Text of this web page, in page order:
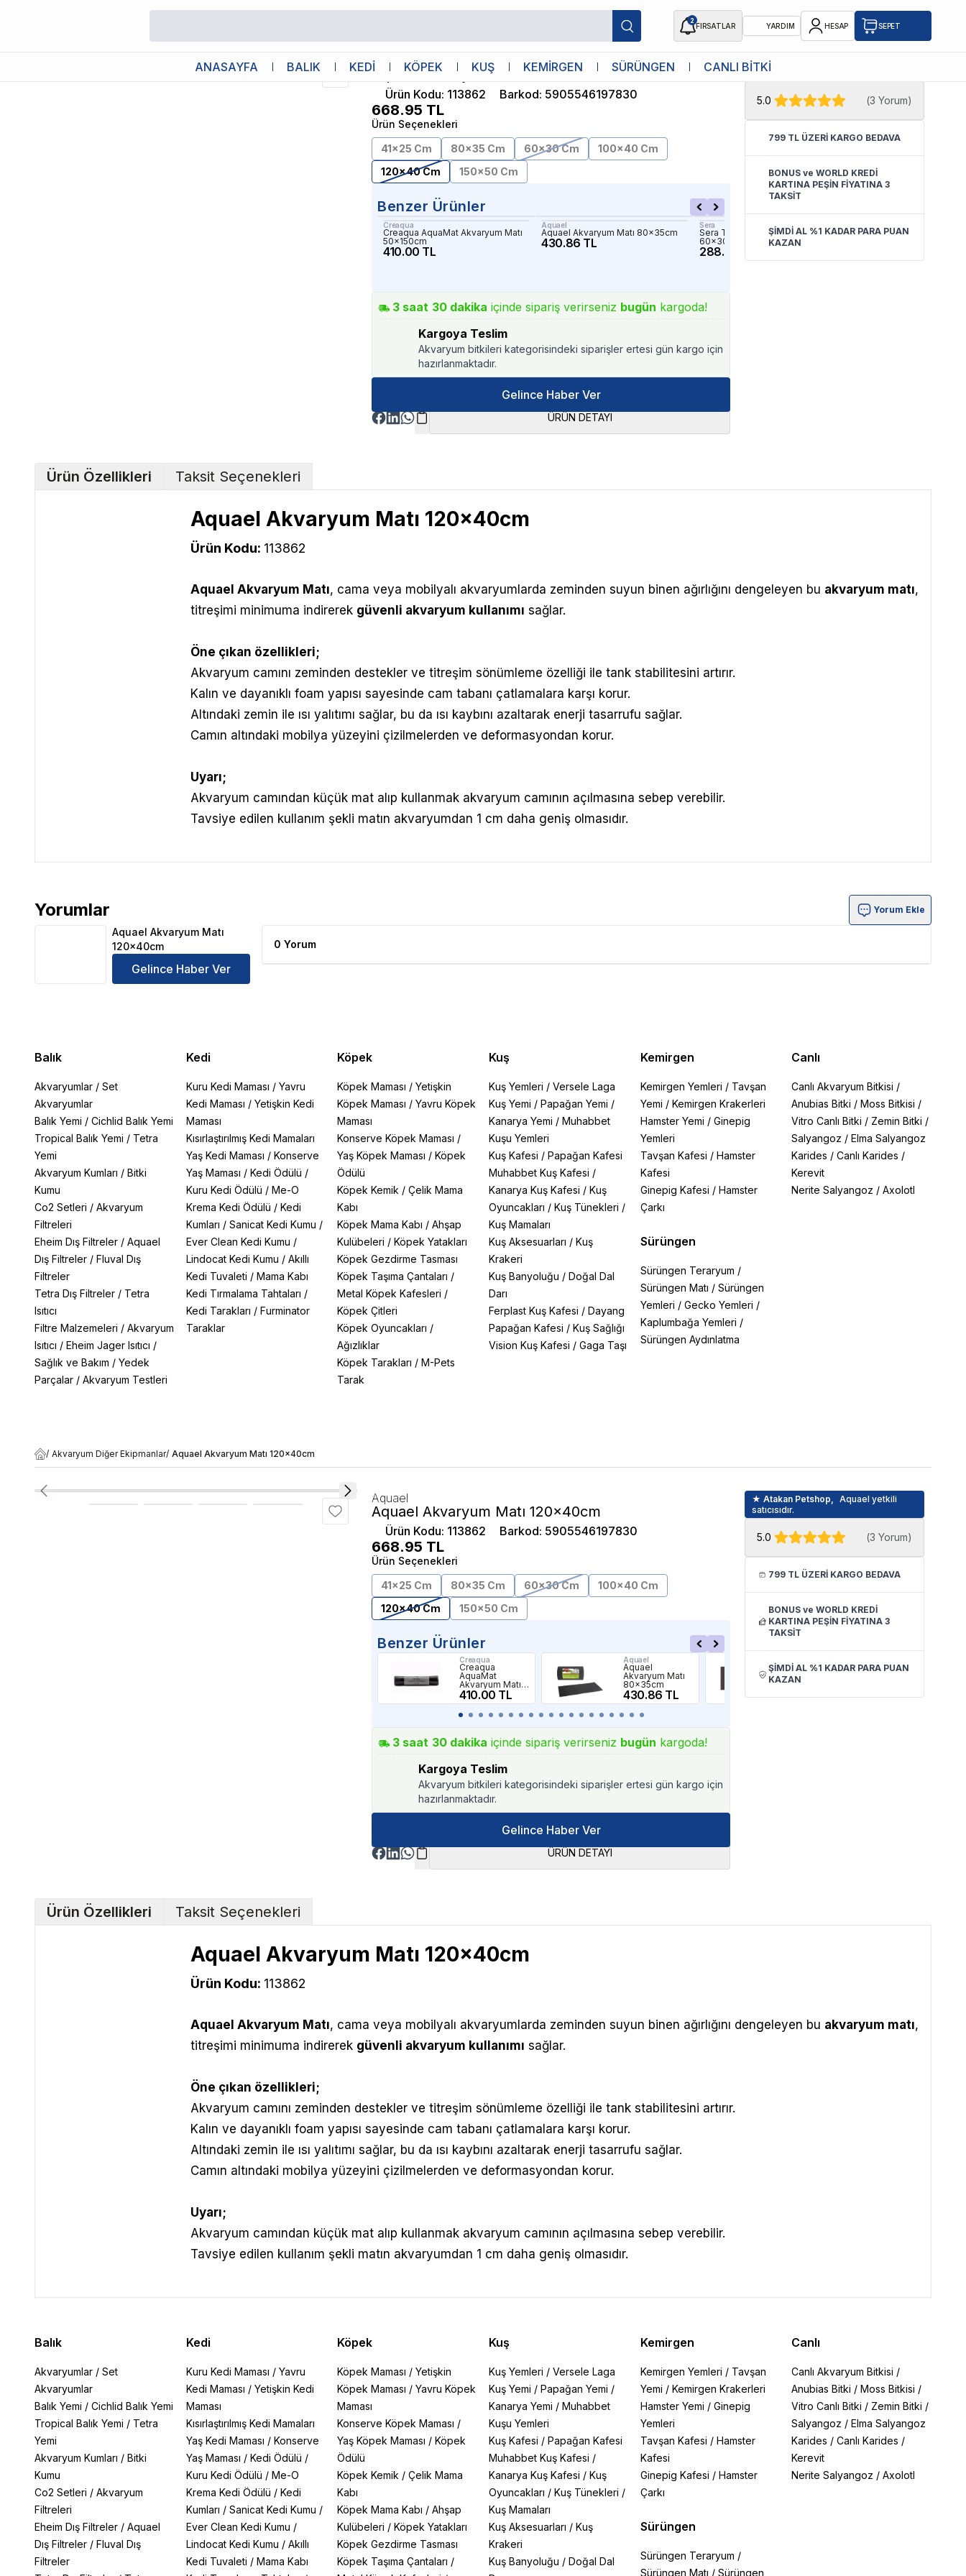
2
FIRSATLAR YARDIM HESAP SEPET
ANASAYFA BALIK KEDİ KÖPEK KUŞ KEMİRGEN SÜRÜNGEN CANLI BİTKİ
Aquael
Aquael Akvaryum Matı 120x40cm
Ürün Kodu: 113862 Barkod: 5905546197830
668.95 TL
Ürün Seçenekleri
41x25 Cm
80x35 Cm 60x30 Cm
100x40 Cm
120x40 Cm
150x50 Cm
Benzer Ürünler
Creaqua
Creaqua AquaMat Akvaryum Matı
50x150cm
410.00 TL
Aquael
Aquael Akvaryum Matı 80x35cm
430.86 TL
Sera
Sera Thermo Safe Akvaryum Matı
60x30Cm
288.43 TL
Soma Fix Hızlı Yapıştırıcı
3 saat 30 dakika içinde sipariş verirseniz bugün kargoda!
Kargoya Teslim
Akvaryum bitkileri kategorisindeki siparişler ertesi gün kargo için
hazırlanmaktadır.
Gelince Haber Ver
ÜRÜN DETAYI
★ Atakan Petshop,
satıcısıdır.
5.0 (3 Yorum)
799 TL ÜZERİ KARGO BEDAVA
BONUS ve WORLD KREDİ
KARTINA PEŞİN FİYATINA 3
TAKSİT
ŞİMDİ AL %1 KADAR PARA PUAN
KAZAN
Ürün Özellikleri Taksit Seçenekleri
Aquael Akvaryum Matı 120x40cm
Ürün Kodu: 113862
Aquael Akvaryum Matı, cama veya mobilyalı akvaryumlarda zeminden suyun binen ağırlığını dengeleyen bu akvaryum matı,
titreşimi minimuma indirerek güvenli akvaryum kullanımı sağlar.
Öne çıkan özellikleri;
Akvaryum camını zeminden destekler ve titreşim sönümleme özelliği ile tank stabilitesini artırır.
Kalın ve dayanıklı foam yapısı sayesinde cam tabanı çatlamalara karşı korur.
Altındaki zemin ile ısı yalıtımı sağlar, bu da ısı kaybını azaltarak enerji tasarrufu sağlar.
Camın altındaki mobilya yüzeyini çizilmelerden ve deformasyondan korur.
Uyarı;
Akvaryum camından küçük mat alıp kullanmak akvaryum camının açılmasına sebep verebilir.
Tavsiye edilen kullanım şekli matın akvaryumdan 1 cm daha geniş olmasıdır.
Yorumlar
Aquael Akvaryum Matı 120x40cm Ürün Yorumları
Yorum Ekle
Aquael Akvaryum Matı
120x40cm
Gelince Haber Ver
0 Yorum
Balık
Akvaryumlar / Set
Akvaryumlar
Balık Yemi / Cichlid Balık Yemi
Tropical Balık Yemi / Tetra
Yemi
Akvaryum Kumları / Bitki
Kumu
Co2 Setleri / Akvaryum
Filtreleri
Eheim Dış Filtreler / Aquael
Dış Filtreler / Fluval Dış
Filtreler
Tetra Dış Filtreler / Tetra
Isıtıcı
Filtre Malzemeleri / Akvaryum
Isıtıcı / Eheim Jager Isıtıcı /
Sağlık ve Bakım / Yedek
Parçalar / Akvaryum Testleri
Kedi
Kuru Kedi Maması / Yavru
Kedi Maması / Yetişkin Kedi
Maması
Kısırlaştırılmış Kedi Mamaları
Yaş Kedi Maması / Konserve
Yaş Maması / Kedi Ödülü /
Kuru Kedi Ödülü / Me-O
Krema Kedi Ödülü / Kedi
Kumları / Sanicat Kedi Kumu /
Ever Clean Kedi Kumu /
Lindocat Kedi Kumu / Akıllı
Kedi Tuvaleti / Mama Kabı
Kedi Tırmalama Tahtaları /
Kedi Tarakları / Furminator
Taraklar
Köpek
Köpek Maması /Yetişkin
Köpek Maması /Yavru Köpek
Maması
Konserve Köpek Maması /
Yaş Köpek Maması /Köpek
Ödülü
Köpek Kemik /Çelik Mama
Kabı
Köpek Mama Kabı /Ahşap
Kulübeleri /Köpek Yatakları
Köpek Gezdirme Tasması
Köpek Taşıma Çantaları /
Metal Köpek Kafesleri /
Köpek Çitleri
Köpek Oyuncakları /
Ağızlıklar
Köpek Tarakları /M-Pets
Tarak
Kuş
Kuş Yemleri / Versele Laga
Kuş Yemi / Papağan Yemi /
Kanarya Yemi / Muhabbet
Kuşu Yemleri
Kuş Kafesi / Papağan Kafesi
Muhabbet Kuş Kafesi /
Kanarya Kuş Kafesi / Kuş
Oyuncakları / Kuş Tünekleri /
Kuş Mamaları
Kuş Aksesuarları / Kuş
Krakeri
Kuş Banyoluğu / Doğal Dal
Darı
Ferplast Kuş Kafesi / Dayang
Papağan Kafesi / Kuş Sağlığı
Vision Kuş Kafesi / Gaga Taşı
Kemirgen
Kemirgen Yemleri / Tavşan
Yemi / Kemirgen Krakerleri
Hamster Yemi / Ginepig
Yemleri
Tavşan Kafesi / Hamster
Kafesi
Ginepig Kafesi / Hamster
Çarkı
Sürüngen
Sürüngen Teraryum /
Sürüngen Matı / Sürüngen
Yemleri / Gecko Yemleri /
Kaplumbağa Yemleri /
Sürüngen Aydınlatma
Canlı
Canlı Akvaryum Bitkisi /
Anubias Bitki /Moss Bitkisi /
Vitro Canlı Bitki / Zemin Bitki /
Salyangoz /Elma Salyangoz
Karides /Canlı Karides /
Kerevit
Nerite Salyangoz /Axolotl
/ Akvaryum Diğer Ekipmanlar/ Aquael Akvaryum Matı 120x40cm
Aquael
Aquael Akvaryum Matı 120x40cm
Ürün Kodu: 113862 Barkod: 5905546197830
668.95 TL
Ürün Seçenekleri
41x25 Cm
80x35 Cm 60x30 Cm
100x40 Cm
120x40 Cm
150x50 Cm
Benzer Ürünler
Creaqua
Creaqua
AquaMat
Akvaryum Matı
50x150cm
410.00 TL
Aquael
Aquael
Akvaryum Matı
80x35cm
430.86 TL
Sera Thermo
Safe Akvaryum
Matı 60x30Cm
288.43 TL
3 saat 30 dakika içinde sipariş verirseniz bugün kargoda!
Kargoya Teslim
Akvaryum bitkileri kategorisindeki siparişler ertesi gün kargo için
hazırlanmaktadır.
Gelince Haber Ver
ÜRÜN DETAYI
★ Atakan Petshop,
Aquael yetkili
satıcısıdır.
5.0 (3 Yorum)
799 TL ÜZERİ KARGO BEDAVA
BONUS ve WORLD KREDİ
KARTINA PEŞİN FİYATINA 3
TAKSİT
ŞİMDİ AL %1 KADAR PARA PUAN
KAZAN
Ürün Özellikleri Taksit Seçenekleri
Aquael Akvaryum Matı 120x40cm
Ürün Kodu: 113862
Aquael Akvaryum Matı, cama veya mobilyalı akvaryumlarda zeminden suyun binen ağırlığını dengeleyen bu akvaryum matı,
titreşimi minimuma indirerek güvenli akvaryum kullanımı sağlar.
Öne çıkan özellikleri;
Akvaryum camını zeminden destekler ve titreşim sönümleme özelliği ile tank stabilitesini artırır.
Kalın ve dayanıklı foam yapısı sayesinde cam tabanı çatlamalara karşı korur.
Altındaki zemin ile ısı yalıtımı sağlar, bu da ısı kaybını azaltarak enerji tasarrufu sağlar.
Camın altındaki mobilya yüzeyini çizilmelerden ve deformasyondan korur.
Uyarı;
Akvaryum camından küçük mat alıp kullanmak akvaryum camının açılmasına sebep verebilir.
Tavsiye edilen kullanım şekli matın akvaryumdan 1 cm daha geniş olmasıdır.
Balık
Akvaryumlar / Set
Akvaryumlar
Balık Yemi / Cichlid Balık Yemi
Tropical Balık Yemi / Tetra
Yemi
Akvaryum Kumları / Bitki
Kumu
Co2 Setleri / Akvaryum
Filtreleri
Eheim Dış Filtreler / Aquael
Dış Filtreler / Fluval Dış
Filtreler
Kedi
Kuru Kedi Maması / Yavru
Kedi Maması / Yetişkin Kedi
Maması
Kısırlaştırılmış Kedi Mamaları
Yaş Kedi Maması / Konserve
Yaş Maması / Kedi Ödülü /
Kuru Kedi Ödülü / Me-O
Krema Kedi Ödülü / Kedi
Kumları / Sanicat Kedi Kumu /
Ever Clean Kedi Kumu /
Lindocat Kedi Kumu / Akıllı
Kedi Tuvaleti / Mama Kabı
Köpek
Köpek Maması /Yetişkin
Köpek Maması /Yavru Köpek
Maması
Konserve Köpek Maması /
Yaş Köpek Maması /Köpek
Ödülü
Köpek Kemik /Çelik Mama
Kabı
Köpek Mama Kabı /Ahşap
Kulübeleri /Köpek Yatakları
Köpek Gezdirme Tasması
Köpek Taşıma Çantaları /
Kuş
Kuş Yemleri / Versele Laga
Kuş Yemi / Papağan Yemi /
Kanarya Yemi / Muhabbet
Kuşu Yemleri
Kuş Kafesi / Papağan Kafesi
Muhabbet Kuş Kafesi /
Kanarya Kuş Kafesi / Kuş
Oyuncakları / Kuş Tünekleri /
Kuş Mamaları
Kuş Aksesuarları / Kuş
Krakeri
Kuş Banyoluğu / Doğal Dal
Kemirgen
Kemirgen Yemleri / Tavşan
Yemi / Kemirgen Krakerleri
Hamster Yemi / Ginepig
Yemleri
Tavşan Kafesi / Hamster
Kafesi
Ginepig Kafesi / Hamster
Çarkı
Sürüngen
Sürüngen Teraryum /
Sürüngen Matı / Sürüngen
Canlı
Canlı Akvaryum Bitkisi /
Anubias Bitki /Moss Bitkisi /
Vitro Canlı Bitki / Zemin Bitki /
Salyangoz /Elma Salyangoz
Karides /Canlı Karides /
Kerevit
Nerite Salyangoz /Axolotl